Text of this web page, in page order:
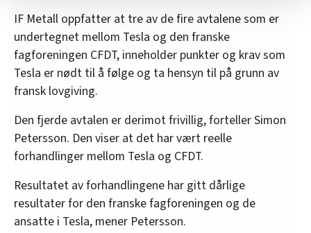
nettstedet med LO Medias egne samarbeidspartnere
innenfor analyse og annonsering. Disse er angitt i
oversikten lengre ned på denne siden.
IF Metall oppfatter at tre av de fire avtalene som er
undertegnet mellom Tesla og den franske
fagforeningen CFDT, inneholder punkter og krav som
Tesla er nødt til å følge og ta hensyn til på grunn av
fransk lovgiving.
Den fjerde avtalen er derimot frivillig, forteller Simon
Petersson. Den viser at det har vært reelle
forhandlinger mellom Tesla og CFDT.
Resultatet av forhandlingene har gitt dårlige
resultater for den franske fagforeningen og de
ansatte i Tesla, mener Petersson.